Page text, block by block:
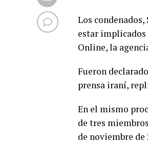
Los
estar
Online, la
Fueron
prensa iraní,
En el mismo
de tres
de noviembre